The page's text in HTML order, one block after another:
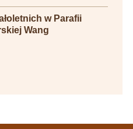
w Parafii
Wang